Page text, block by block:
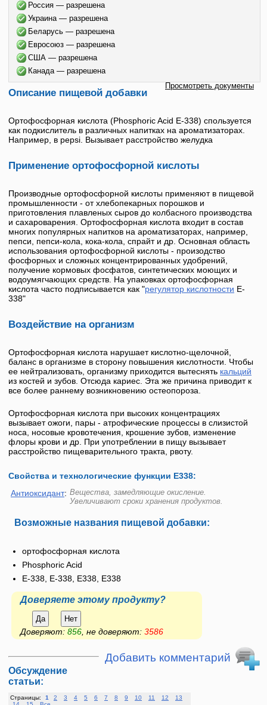
Россия — разрешена
Украина — разрешена
Беларусь — разрешена
Евросоюз — разрешена
США — разрешена
Канада — разрешена
Просмотреть документы
Описание пищевой добавки
Ортофосфорная кислота (Phosphoric Acid Е-338) спользуется
как подкислитель в различных напитках на ароматизаторах.
Например, в pepsi. Вызывает расстройство желудка
Применение ортофосфорной кислоты
Производные ортофосфорной кислоты применяют в пищевой
промышленности - от хлебопекарных порошков и
приготовления плавленых сыров до колбасного производства
и сахароварения. Ортофосфорная кислота входит в состав
многих популярных напитков на ароматизаторах, например,
пепси, пепси-кола, кока-кола, спрайт и др. Основная область
использования ортофосфорной кислоты - произодство
фосфорных и сложных концентрированных удобрений,
получение кормовых фосфатов, синтетических моющих и
водоумягчающих средств. На упаковках ортофосфорная
кислота часто подписывается как "регулятор кислотности E-
338"
Воздействие на организм
Ортофосфорная кислота нарушает кислотно-щелочной,
баланс в организме в сторону повышения кислотности. Чтобы
ее нейтрализовать, организму приходится вытеснять кальций
из костей и зубов. Отсюда кариес. Эта же причина приводит к
все более раннему возникновению остеопороза.
Ортофосфорная кислота при высоких концентрациях
вызывает ожоги, пары - атрофические процессы в слизистой
носа, носовые кровотечения, крошение зубов, изменение
флоры крови и др. При употреблении в пищу вызывает
расстройство пищеварительного тракта, рвоту.
Свойства и технологические функции Е338:
Антиоксидант: Вещества, замедляющие окисление.
Увеличивают сроки хранения продуктов.
Возможные названия пищевой добавки:
ортофосфорная кислота
Phosphoric Acid
E-338, Е-338, Е338, E338
Доверяете этому продукту?
Да Нет
Доверяют: 856, не доверяют: 3586
Добавить комментарий
Обсуждение
статьи:
Страницы: 1 2 3 4 5 6 7 8 9 10 11 12
13